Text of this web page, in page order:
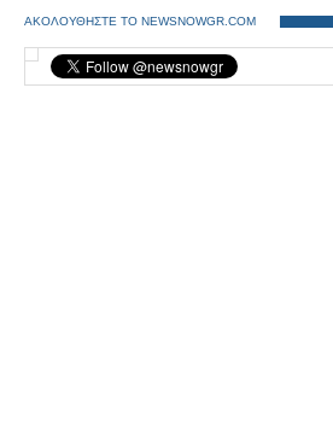
ΑΚΟΛΟΥΘΗΣΤΕ ΤΟ NEWSNOWGR.COM